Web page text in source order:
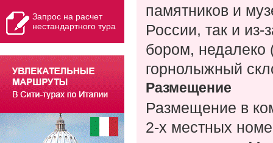
Запрос на расчет
нестандартного тура
памятников и
России, так и
бором, недалеко
горнолыжный
Размещение
Размещение в
2-х местных